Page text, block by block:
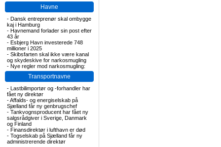
Havne
- Dansk entreprenør skal ombygge
kaj i Hamburg
- Havnemand forlader sin post efter
43 år
- Esbjerg Havn investerede 748
millioner i 2025
- Skibsfarten skal ikke være kanal
og skydeskive for narkosmugling
- Nye regler mod narkosmugling:
Transportnavne
- Lastbilimportør og -forhandler har
fået ny direktør
-Affalds- og energiselskab på
Sjælland får ny genbrugschef
- Tankvognsproducent har fået ny
salgsrådgiver i Sverige, Danmark
og Finland
- Finansdirektør i lufthavn er død
- Togselskab på Sjælland får ny
administrerende direktør